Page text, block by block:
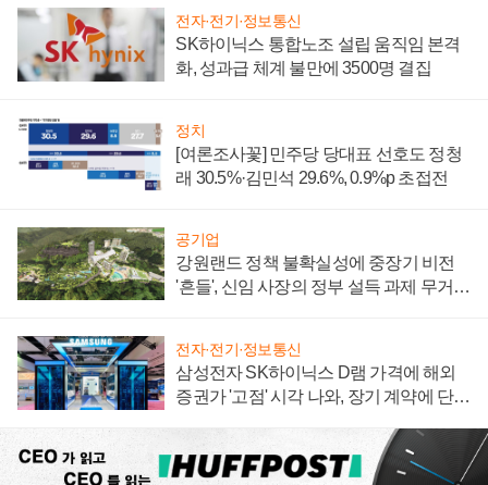
전자·전기·정보통신
SK하이닉스 통합노조 설립 움직임 본격
화, 성과급 체계 불만에 3500명 결집
정치
[여론조사꽃] 민주당 당대표 선호도 정청
래 30.5%·김민석 29.6%, 0.9%p 초접전
공기업
강원랜드 정책 불확실성에 중장기 비전
'흔들', 신임 사장의 정부 설득 과제 무거워
전자·전기·정보통신
삼성전자 SK하이닉스 D램 가격에 해외
증권가 '고점' 시각 나와, 장기 계약에 단점